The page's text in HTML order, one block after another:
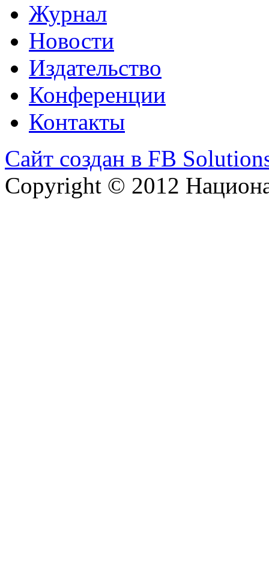
Журнал
Новости
Издательство
Конференции
Контакты
Сайт создан в FB
Copyright © 2012